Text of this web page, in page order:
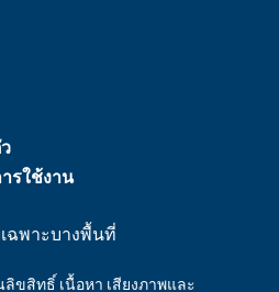
รใช้งาน
ฉพาะบางพื้นที่
ขสิทธิ์ เนื้อหา เสียงภาพและ